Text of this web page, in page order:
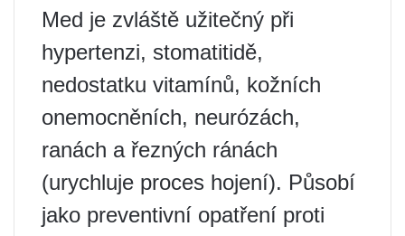
Med je zvláště užitečný při
hypertenzi, stomatitidě,
nedostatku vitamínů, kožních
onemocněních, neurózách,
ranách a řezných ránách
(urychluje proces hojení). Působí
jako preventivní opatření proti